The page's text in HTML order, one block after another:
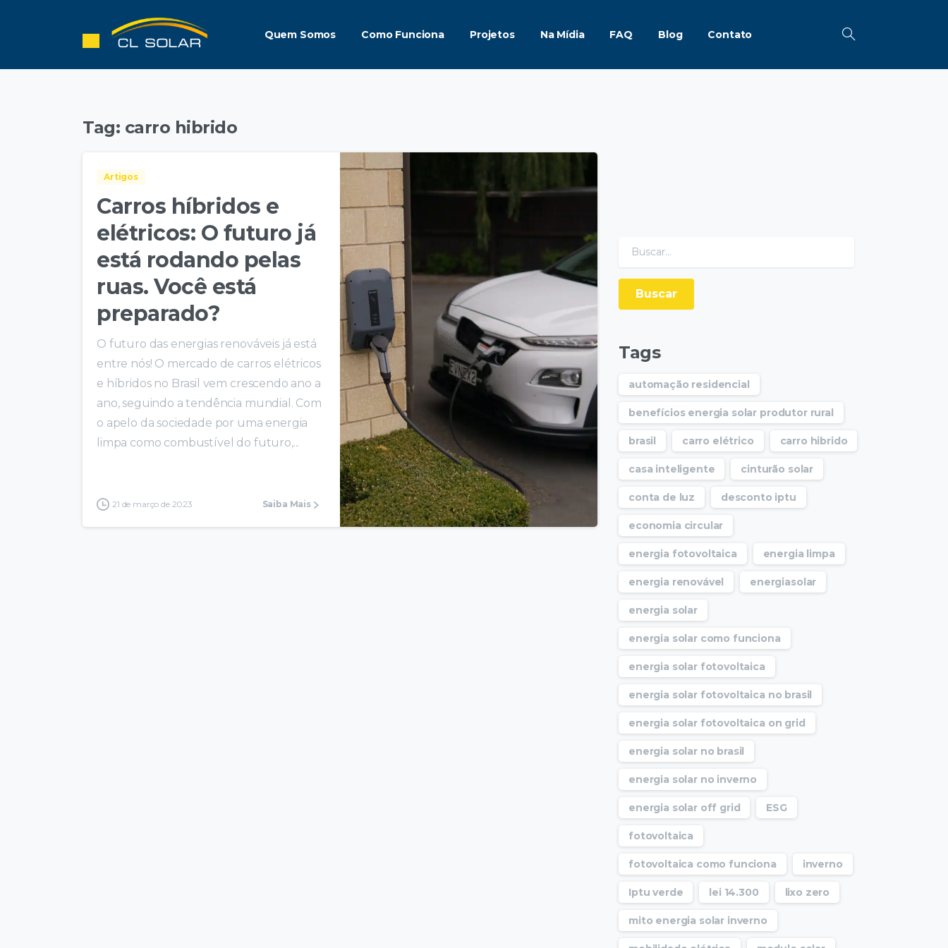
Quem Somos Como Funciona Projetos Na Mídia FAQ Blog Contato
Tag: carro hibrido
Artigos
Carros híbridos e
elétricos: O futuro já
está rodando pelas
ruas. Você está
preparado?
O futuro das energias renováveis já está
entre nós! O mercado de carros elétricos
e híbridos no Brasil vem crescendo ano a
ano, seguindo a tendência mundial. Com
o apelo da sociedade por uma energia
limpa como combustível do futuro,...
21 de março de 2023 Saiba Mais
Tags
automação residencial
benefícios energia solar produtor rural
brasil carro elétrico carro hibrido
casa inteligente cinturão solar
conta de luz desconto iptu
economia circular
energia fotovoltaica energia limpa
energia renovável energiasolar
energia solar
energia solar como funciona
energia solar fotovoltaica
energia solar fotovoltaica no brasil
energia solar fotovoltaica on grid
energia solar no brasil
energia solar no inverno
energia solar off grid ESG
fotovoltaica
fotovoltaica como funciona inverno
Iptu verde lei 14.300 lixo zero
mito energia solar inverno